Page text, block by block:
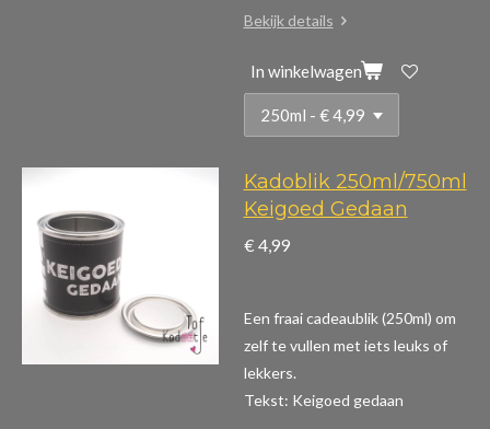
Bekijk details
In winkelwagen
Kadoblik 250ml/750ml
Keigoed Gedaan
€ 4,99
Een fraai cadeaublik (250ml) om
zelf te vullen met iets leuks of
lekkers.
Tekst: Keigoed gedaan